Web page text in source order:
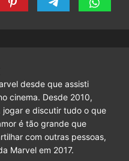
desde que assisti
cinema. Desde 2010,
jogar e discutir tudo o que
é tão grande que
com outras pessoas,
Marvel em 2017.